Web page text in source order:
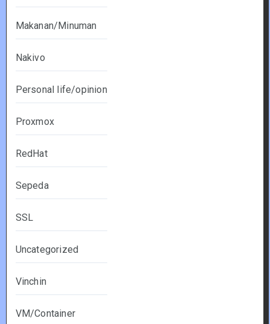
Makanan/Minuman
Nakivo
Personal life/opinion
Proxmox
RedHat
Sepeda
SSL
Uncategorized
Vinchin
VM/Container